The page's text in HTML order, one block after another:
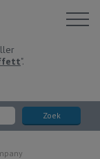
".
Zoek
Toon